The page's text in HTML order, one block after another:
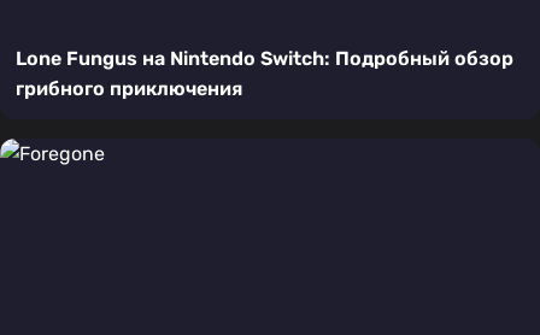
Lone Fungus на Nintendo Switch: Подробный обзор
грибного приключения